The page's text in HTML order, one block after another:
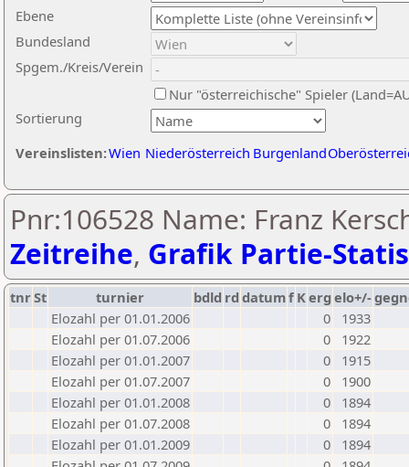
Ebene
Sortierung
Bundesland
Spgem./Kreis/Verein
Nur "österreichische" Spieler
Vereinslisten:Wien Niederösterreich Burgenland
Pnr:106528 Name: Franz
Zeitreihe, Grafik Partie-
tnrSt turnier bdld rd datumf Kerg elo+/-
Elozahl per 01.01.2006
0
1933
Elozahl per 01.07.2006
0
1922
Elozahl per 01.01.2007
0
1915
Elozahl per 01.07.2007
0
1900
Elozahl per 01.01.2008
0
1894
Elozahl per 01.07.2008
0
1894
Elozahl per 01.01.2009
0
1894